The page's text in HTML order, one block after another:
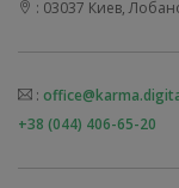
: 03037 Киев,
:
+38 (044) 406-65-20